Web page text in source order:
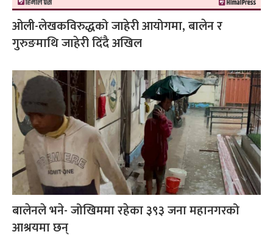
ओली-लेखकविरुद्धको जाहेरी आयोगमा, बालेन र
गुरुङमाथि जाहेरी दिँदै अखिल
बालेनले भने- जोखिममा रहेका ३९३ जना महानगरको
आश्रयमा छन्